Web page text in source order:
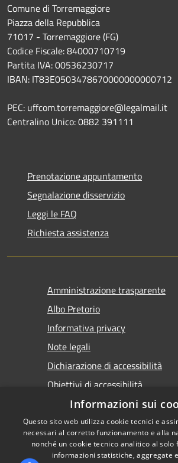
Comune di Torremaggiore
Piazza della Repubblica
71017 - Torremaggiore (FG)
Codice Fiscale: 84000710719
Partita IVA: 00536230717
IBAN: IT83E0503478670000000000712
PEC: uffcom.torremaggiore@legalmail.it
Centralino Unico: 0882 391111
Prenotazione appuntamento
Segnalazione disservizio
Leggi le FAQ
Richiesta assistenza
Amministrazione trasparente
Albo Pretorio
Informativa privacy
Note legali
Dichiarazione di accessibilità
Obiettivi di accessibilità
RSS
Informazioni sui
Questo sito web utilizza cookie tecnici e
necessari al corretto funzionamento e alla
nonché un cookie tecnico analitico al solo
informazioni statistiche, aggregate
Premi